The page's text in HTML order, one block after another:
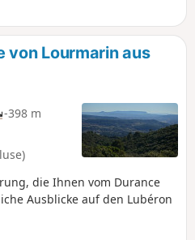
von Lourmarin aus
-398 m
die Ihnen vom Durance
Ausblicke auf den Lubéron